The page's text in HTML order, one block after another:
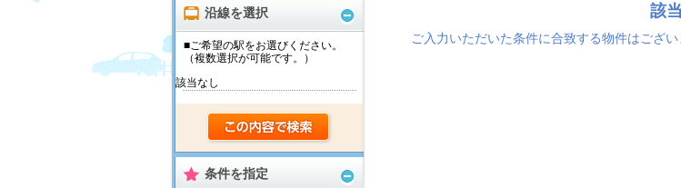
沿線を選択
■ご希望の駅をお選びください。
（複数選択が可能です。）
該当なし
条件を指定
該
ご入力いただいた条件に合致する物件はござ